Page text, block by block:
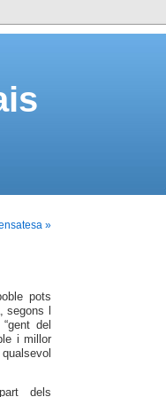
»
pots
segons l
del
i millor
dels